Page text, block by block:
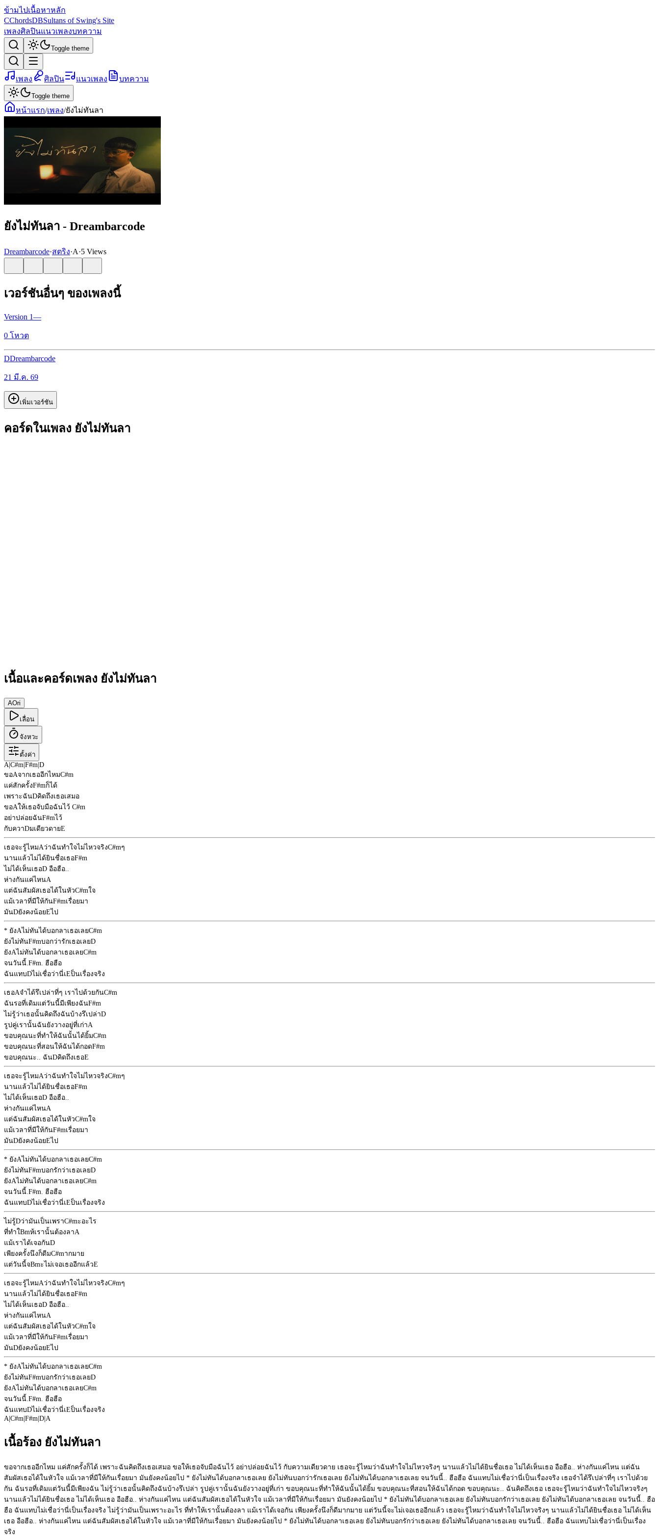
ข้ามไปเนื้อหาหลัก
CChordsDBSultans of Swing's Site
เพลงศิลปินแนวเพลงบทความ
Toggle theme
เพลง ศิลปิน แนวเพลง บทความ
Toggle theme
หน้าแรก/เพลง/ยังไม่ทันลา
ยังไม่ทันลา - Dreambarcode
Dreambarcode·สตริง·A·5 Views
เวอร์ชันอื่นๆ ของเพลงนี้
Version 1—
0 โหวต
DDreambarcode
21 มี.ค. 69
เพิ่มเวอร์ชัน
คอร์ดในเพลง ยังไม่ทันลา
เนื้อและคอร์ดเพลง ยังไม่ทันลา
AOri
เลื่อน
จังหวะ
ตั้งค่า
A C#m F#m D
ขอAจากเธออีกไหมC#m
แค่สักครั้งF#mก็ได้
เพราะฉันDคิดถึงเธอเสมอ
ขอAให้เธอจับมือฉันไว้ C#m
อย่าปล่อยฉันF#mไว้
กับควาDมเดียวดายE
เธอจะรู้ไหมAว่าฉันทำใจไม่ไหวจริงC#mๆ
นานแล้วไม่ได้ยินชื่อเธอF#m
ไม่ได้เห็นเธอD อือฮือ..
ห่างกันแค่ไหนA
แต่ฉันสัมผัสเธอได้ในหัวC#mใจ
แม้เวลาที่มีให้กันF#mเรื่อยมา
มันDยังคงน้อยEไป
* ยังAไม่ทันได้บอกลาเธอเลยC#m
ยังไม่ทันF#mบอกว่ารักเธอเลยD
ยังAไม่ทันได้บอกลาเธอเลยC#m
จนวันนี้.F#m. ฮือฮือ
ฉันแทบDไม่เชื่อว่านี่เEป็นเรื่องจริง
เธอAจำได้รึเปล่าที่ๆ เราไปด้วยกันC#m
ฉันรอที่เดิมแต่วันนี้มีเพียงฉันF#m
ไม่รู้ว่าเธอนั้นคิดถึงฉันบ้างรึเปล่าD
รูปคู่เรานั้นฉันยังวางอยู่ที่เก่าA
ขอบคุณนะที่ทำให้ฉันนั้นได้ยิ้มC#m
ขอบคุณนะที่สอนให้ฉันได้กอดF#m
ขอบคุณนะ.. ฉันDคิดถึงเธอE
เธอจะรู้ไหมAว่าฉันทำใจไม่ไหวจริงC#mๆ
นานแล้วไม่ได้ยินชื่อเธอF#m
ไม่ได้เห็นเธอD อือฮือ..
ห่างกันแค่ไหนA
แต่ฉันสัมผัสเธอได้ในหัวC#mใจ
แม้เวลาที่มีให้กันF#mเรื่อยมา
มันDยังคงน้อยEไป
* ยังAไม่ทันได้บอกลาเธอเลยC#m
ยังไม่ทันF#mบอกรักว่าเธอเลยD
ยังAไม่ทันได้บอกลาเธอเลยC#m
จนวันนี้.F#m. ฮือฮือ
ฉันแทบDไม่เชื่อว่านี่เEป็นเรื่องจริง
ไม่รู้Dว่ามันเป็นเพราC#mะอะไร
ที่ทำใBmห้เรานั้นต้องลาA
แม้เราได้เจอกันD
เพียงครั้งนึงก็ดีมC#mากมาย
แต่วันนี้จBmะไม่เจอเธออีกแล้วE
เธอจะรู้ไหมAว่าฉันทำใจไม่ไหวจริงC#mๆ
นานแล้วไม่ได้ยินชื่อเธอF#m
ไม่ได้เห็นเธอD อือฮือ..
ห่างกันแค่ไหนA
แต่ฉันสัมผัสเธอได้ในหัวC#mใจ
แม้เวลาที่มีให้กันF#mเรื่อยมา
มันDยังคงน้อยEไป
* ยังAไม่ทันได้บอกลาเธอเลยC#m
ยังไม่ทันF#mบอกรักว่าเธอเลยD
ยังAไม่ทันได้บอกลาเธอเลยC#m
จนวันนี้.F#m. ฮือฮือ
ฉันแทบDไม่เชื่อว่านี่เEป็นเรื่องจริง
A C#m F#m D A
เนื้อร้อง ยังไม่ทันลา
ขอจากเธออีกไหม แค่สักครั้งก็ได้ เพราะฉันคิดถึงเธอเสมอ ขอให้เธอจับมือฉันไว้ อย่าปล่อยฉันไว้ กับความเดียวดาย เธอจะรู้ไหมว่าฉันทำใจไม่ไหวจริงๆ นานแล้วไม่ได้ยินชื่อเธอ ไม่ได้เห็นเธอ อือฮือ.. ห่างกันแค่ไหน แต่ฉัน
สัมผัสเธอได้ในหัวใจ แม้เวลาที่มีให้กันเรื่อยมา มันยังคงน้อยไป * ยังไม่ทันได้บอกลาเธอเลย ยังไม่ทันบอกว่ารักเธอเลย ยังไม่ทันได้บอกลาเธอเลย จนวันนี้.. ฮือฮือ ฉันแทบไม่เชื่อว่านี่เป็นเรื่องจริง เธอจำได้รึเปล่าที่ๆ เราไปด้วย
กัน ฉันรอที่เดิมแต่วันนี้มีเพียงฉัน ไม่รู้ว่าเธอนั้นคิดถึงฉันบ้างรึเปล่า รูปคู่เรานั้นฉันยังวางอยู่ที่เก่า ขอบคุณนะที่ทำให้ฉันนั้นได้ยิ้ม ขอบคุณนะที่สอนให้ฉันได้กอด ขอบคุณนะ.. ฉันคิดถึงเธอ เธอจะรู้ไหมว่าฉันทำใจไม่ไหวจริงๆ
นานแล้วไม่ได้ยินชื่อเธอ ไม่ได้เห็นเธอ อือฮือ.. ห่างกันแค่ไหน แต่ฉันสัมผัสเธอได้ในหัวใจ แม้เวลาที่มีให้กันเรื่อยมา มันยังคงน้อยไป * ยังไม่ทันได้บอกลาเธอเลย ยังไม่ทันบอกรักว่าเธอเลย ยังไม่ทันได้บอกลาเธอเลย จนวันนี้.. ฮือ
ฮือ ฉันแทบไม่เชื่อว่านี่เป็นเรื่องจริง ไม่รู้ว่ามันเป็นเพราะอะไร ที่ทำให้เรานั้นต้องลา แม้เราได้เจอกัน เพียงครั้งนึงก็ดีมากมาย แต่วันนี้จะไม่เจอเธออีกแล้ว เธอจะรู้ไหมว่าฉันทำใจไม่ไหวจริงๆ นานแล้วไม่ได้ยินชื่อเธอ ไม่ได้เห็น
เธอ อือฮือ.. ห่างกันแค่ไหน แต่ฉันสัมผัสเธอได้ในหัวใจ แม้เวลาที่มีให้กันเรื่อยมา มันยังคงน้อยไป * ยังไม่ทันได้บอกลาเธอเลย ยังไม่ทันบอกรักว่าเธอเลย ยังไม่ทันได้บอกลาเธอเลย จนวันนี้.. ฮือฮือ ฉันแทบไม่เชื่อว่านี่เป็นเรื่อง
จริง